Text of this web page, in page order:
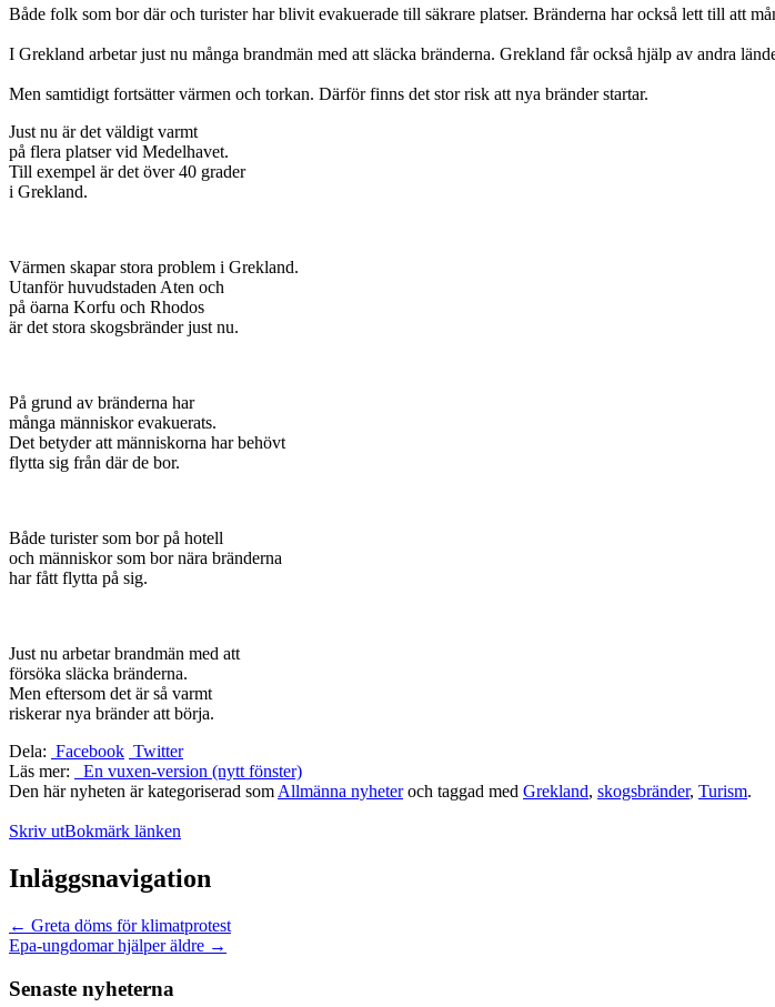
Både folk som bor där och turister har blivit evakuerade till säkrare platser. Bränderna har också lett till att
I Grekland arbetar just nu många brandmän med att släcka bränderna. Grekland får också hjälp av andra
Men samtidigt fortsätter värmen och torkan. Därför finns det stor risk att nya bränder startar.
Just nu är det väldigt varmt
på flera platser vid Medelhavet.
Till exempel är det över 40 grader
i Grekland.
Värmen skapar stora problem i Grekland.
Utanför huvudstaden Aten och
på öarna Korfu och Rhodos
är det stora skogsbränder just nu.
På grund av bränderna har
många människor evakuerats.
Det betyder att människorna har behövt
flytta sig från där de bor.
Både turister som bor på hotell
och människor som bor nära bränderna
har fått flytta på sig.
Just nu arbetar brandmän med att
försöka släcka bränderna.
Men eftersom det är så varmt
riskerar nya bränder att börja.
Dela: Facebook Twitter
Läs mer:
En vuxen-version (nytt fönster)
Den här nyheten är kategoriserad som Allmänna nyheteroch taggad med Grekland, skogsbränder, Turism.
Skriv utBokmärk länken
Inläggsnavigation
← Greta döms för klimatprotest
Epa-ungdomar hjälper äldre →
Senaste nyheterna